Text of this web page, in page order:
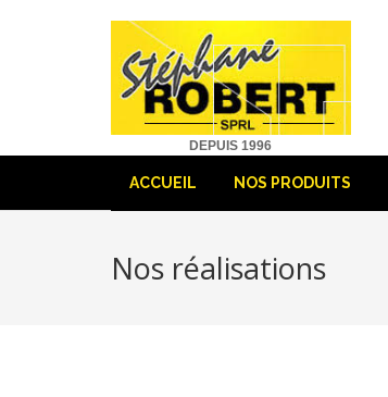
DEPUIS 1996
ACCUEIL NOS PRODUITS
Nos réalisations